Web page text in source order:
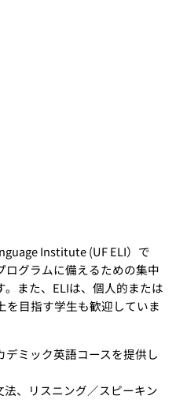
Institute (UF ELI）で
ログラムに備えるための集中
また、ELIは、個人的または
目指す学生も歓迎していま
ミック英語コースを提供し
法、リスニング／スピーキン